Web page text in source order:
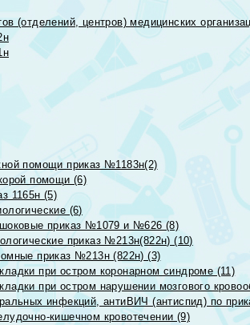
(отделений, центров) медицинских
помощи приказ №1183н(2)
помощи (6)
1165н (5)
(6)
приказ №1079 и №626 (8)
приказ №213н(822н) (10)
приказ №213н (822н) (3)
при остром коронарном синдроме (11)
при остром нарушении мозгового
инфекций, антиВИЧ (антиспид) по
кишечном кровотечении (9)